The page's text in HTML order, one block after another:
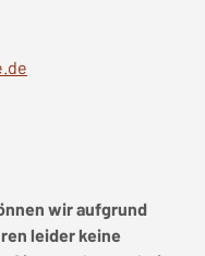
wir aufgrund
leider keine